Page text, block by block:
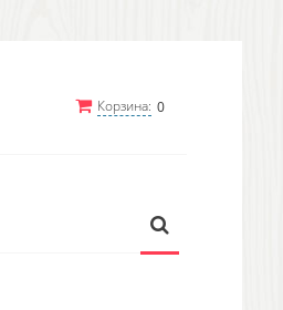
Корзина: 0